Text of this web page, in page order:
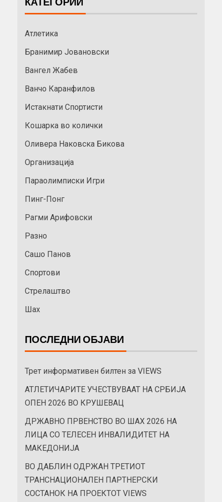
Атлетика
Бранимир Јовановски
Вангел Жабев
Ванчо Каранфилов
Истакнати Спортисти
Кошарка во колички
Оливера Наковска Бикова
Организација
Параолимписки Игри
Пинг-Понг
Рагми Арифовски
Разно
Сашо Панов
Спортови
Стрелаштво
Шах
ПОСЛЕДНИ ОБЈАВИ
Трет информативен билтен за VIEWS
АТЛЕТИЧАРИТЕ УЧЕСТВУВААТ НА СРБИЈА
ОПЕН 2026 ВО КРУШЕВАЦ
ДРЖАВНО ПРВЕНСТВО ВО ШАХ 2026 НА
ЛИЦА СО ТЕЛЕСЕН ИНВАЛИДИТЕТ НА
МАКЕДОНИЈА
ВО ДАБЛИН ОДРЖАН ТРЕТИОТ
ТРАНСНАЦИОНАЛЕН ПАРТНЕРСКИ
СОСТАНОК НА ПРОЕКТОТ VIEWS